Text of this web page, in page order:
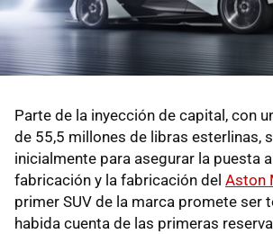
Parte de la inyección de capital, con
de 55,5 millones de libras esterlinas,
inicialmente para asegurar la puesta
fabricación y la fabricación del Aston
primer SUV de la marca promete ser
habida cuenta de las primeras